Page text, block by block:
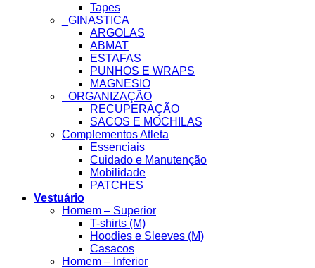
Tapes
_GINASTICA
ARGOLAS
ABMAT
ESTAFAS
PUNHOS E WRAPS
MAGNESIO
_ORGANIZAÇÃO
RECUPERAÇÃO
SACOS E MOCHILAS
Complementos Atleta
Essenciais
Cuidado e Manutenção
Mobilidade
PATCHES
Vestuário
Homem – Superior
T-shirts (M)
Hoodies e Sleeves (M)
Casacos
Homem – Inferior